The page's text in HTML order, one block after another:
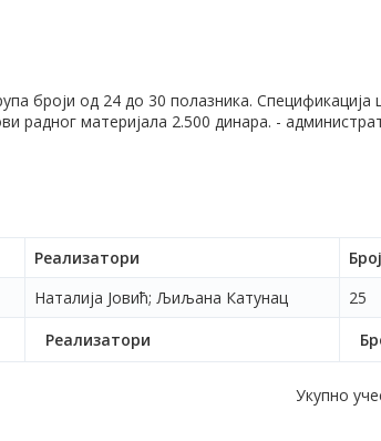
броји од 24 до 30 полазника.
радног материјала 2.500 динара. -
Реализатори
Реализатори
Наталија Јовић; Љиљана Катунац 25
Укупно